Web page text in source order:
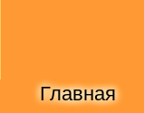
Главная